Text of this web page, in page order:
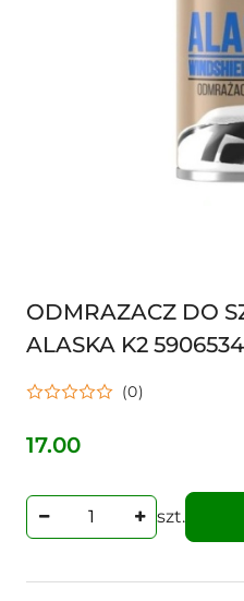
ODMRAZACZ DO
ALASKA K2
ODMRAŻACZ
(0)
Cena:
17.00
szt.